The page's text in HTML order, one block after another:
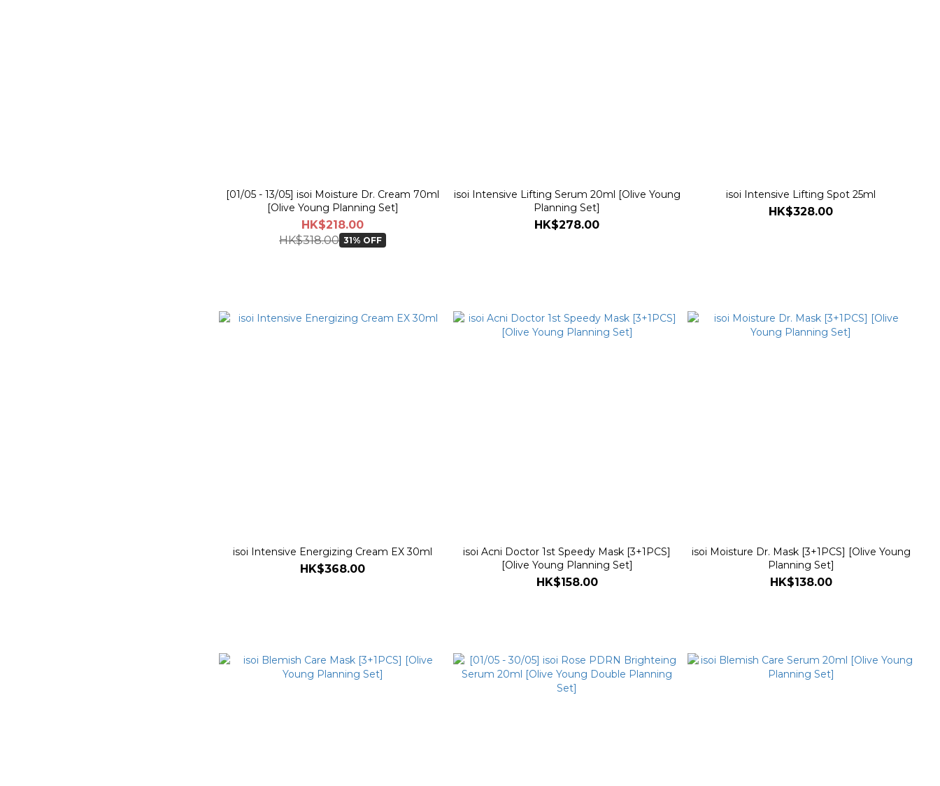
[01/05 - 13/05] isoi Moisture Dr. Cream 70ml
[Olive Young Planning Set]
HK$218.00
HK$318.00 31% OFF
isoi Intensive Lifting Serum 20ml [Olive Young
Planning Set]
HK$278.00
isoi Intensive Lifting Spot 25ml
HK$328.00
isoi Intensive Energizing Cream EX 30ml
HK$368.00
isoi Acni Doctor 1st Speedy Mask [3+1PCS]
[Olive Young Planning Set]
HK$158.00
isoi Moisture Dr. Mask [3+1PCS] [Olive Young
Planning Set]
HK$138.00